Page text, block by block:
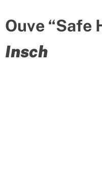
Ouve “Safe
Insch